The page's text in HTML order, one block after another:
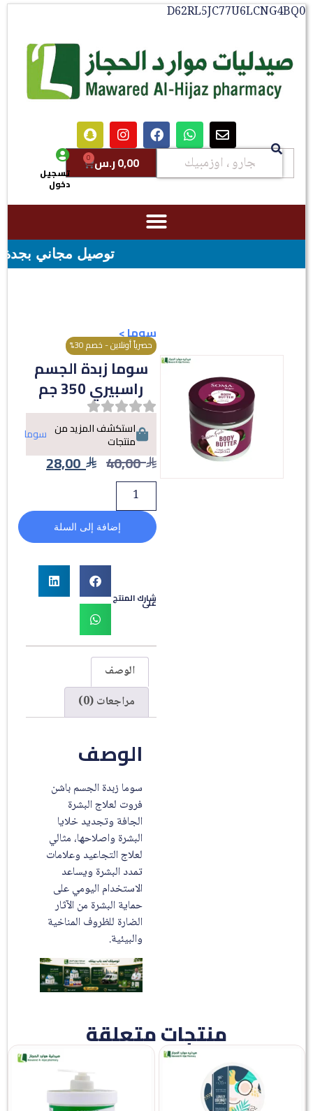
D62RL5JC77U6LCNG4BQ0
0,00ر.س 0
تسجيل
دخول
توصيل مجاني بجدة للطلبات فوق قيمه ال ١٠٠
سوما>
حصرياً أونلاين - خصم 30%
سوما زبدة الجسم
راسبيري 350 جم
استكشف المزيد من
منتجات سوما
40,00
28,00
إضافة إلى السلة
شارك المنتج
على
الوصف
مراجعات (0)
الوصف
سوما زبدة الجسم باشن
فروت لعلاج البشرة
الجافة وتجديد خلايا
البشرة واصلاحها، مثالي
لعلاج التجاعيد وعلامات
تمدد البشرة ويساعد
الاستخدام اليومي على
حماية البشرة من الآثار
الضارة للظروف المناخية
والبيئية.
منتجات متعلقة